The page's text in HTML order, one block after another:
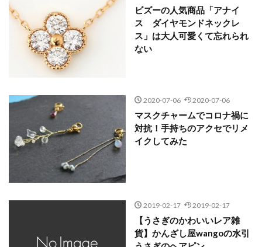
ビズーの人気商品「アナイ
ス ダイヤモンドネックレ
ス」は大人可愛くて忘れられ
ない
2020-07-06 2020-07-06
マスクチャームでコロナ禍に
対抗！手持ちのアクセでリメ
イクしてみた
2019-02-17 2019-02-17
【うさぎのかわいいレア雑
貨】かんざし屋wangoの水引